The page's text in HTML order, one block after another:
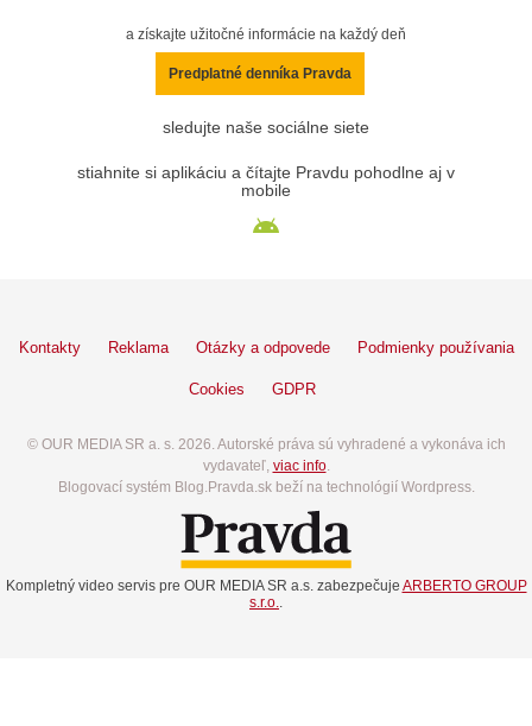
a získajte užitočné informácie na každý deň
Predplatné denníka Pravda
sledujte naše sociálne siete
stiahnite si aplikáciu a čítajte Pravdu pohodlne aj v
mobile
Kontakty Reklama Otázky a odpovede Podmienky používania
Cookies GDPR
© OUR MEDIA SR a. s. 2026. Autorské práva sú vyhradené a vykonáva ich
vydavateľ, viac info.
Blogovací systém Blog.Pravda.sk beží na technológií Wordpress.
Kompletný video servis pre OUR MEDIA SR a.s. zabezpečuje ARBERTO GROUP
s.r.o..